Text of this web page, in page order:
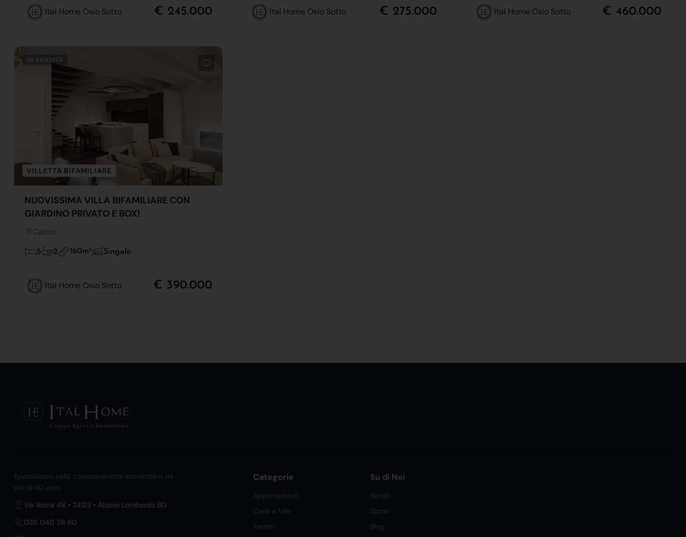
Ital Home Osio Sotto € 245.000 Ital Home Osio Sotto € 275.000 Ital Home Osio Sotto € 460.000
IN VENDITA
VILLETTA BIFAMILIARE
NUOVISSIMA VILLA BIFAMILIARE CON
GIARDINO PRIVATO E BOX!
Calcio
5 2 160m2 Singolo
Ital Home Osio Sotto € 390.000
Specializzati nella compravendita immobiliare da
più di 40 anni.
Via Roma 48 • 24122 • Alzano Lombardo BG
035 040 26 60
Categorie
Appartamenti
Case e Ville
Terreni
Su di Noi
Servizi
Storia
Blog